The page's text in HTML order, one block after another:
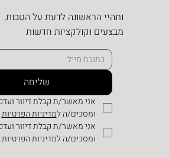
ותהיי הראשונה לדעת על הטבות,
מבצעים וקולקציות חדשות
שליחה
ומסכים/ה למדיניות הפרטיות.
ומסכים/ה למדיניות הפרטיות.